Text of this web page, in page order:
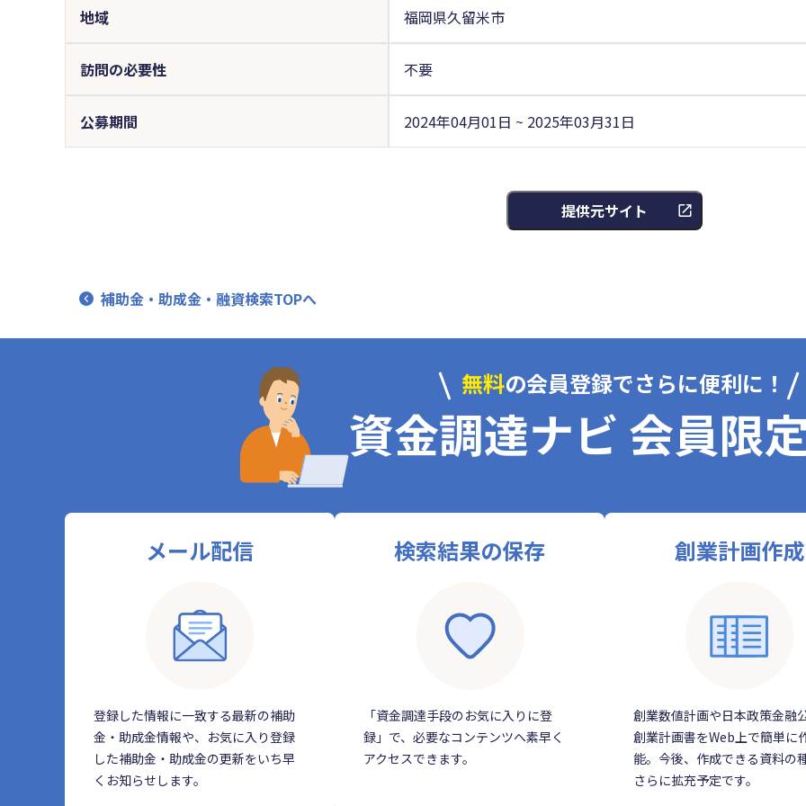
地域 福岡県久留米市
訪問の必要性 不要
公募期間 2024年04月01日 ~ 2025年03月31日
提供元サイト
補助金・助成金・融資検索TOPへ
無料の会員登録でさらに便利に！
資金調達ナビ 会員限
メール配信
登録した情報に一致する最新の補助
金・助成金情報や、お気に入り登録
した補助金・助成金の更新をいち早
くお知らせします。
検索結果の保存
「資金調達手段のお気に入りに登
録」で、必要なコンテンツへ素早く
アクセスできます。
創業計画作成
創業数値計画や日本政策金融
創業計画書をWeb上で簡単に
能。今後、作成できる資料の
さらに拡充予定です。